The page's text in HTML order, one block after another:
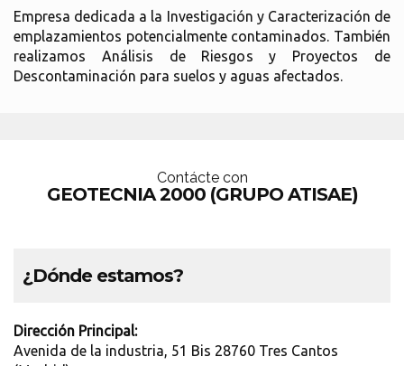
Empresa dedicada a la Investigación y Caracterización de
emplazamientos potencialmente contaminados. También
realizamos Análisis de Riesgos y Proyectos de
Descontaminación para suelos y aguas afectados.
Contácte con
GEOTECNIA 2000 (GRUPO ATISAE)
¿Dónde estamos?
Dirección Principal:
Avenida de la industria, 51 Bis 28760 Tres Cantos